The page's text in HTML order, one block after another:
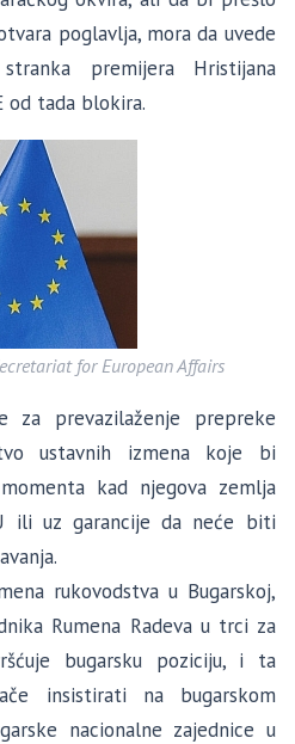
poglavlja, mora da uvede
premijera Hristijana
od tada blokira.
for European Affairs
za prevazilaženje prepreke
ustavnih izmena koje bi
kad njegova zemlja
ili uz garancije da neće biti
rukovodstva u Bugarskoj,
Rumena Radeva u trci za
bugarsku poziciju, i ta
insistirati na bugarskom
nacionalne zajednice u